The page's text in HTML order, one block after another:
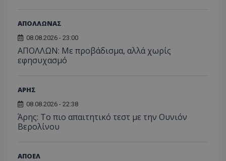
ΑΠΟΛΛΩΝΑΣ
08.08.2026 - 23:00
ΑΠΟΛΛΩΝ: Με προβάδισμα, αλλά χωρίς
εφησυχασμό
ΑΡΗΣ
08.08.2026 - 22:38
Άρης: Το πιο απαιτητικό τεστ με την Ουνιόν
Βερολίνου
ΑΠΟΕΛ